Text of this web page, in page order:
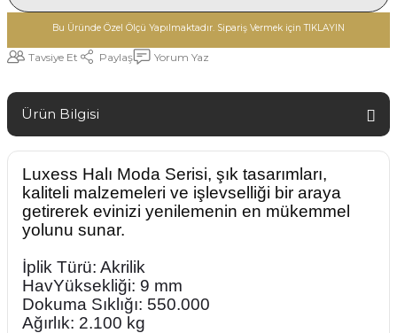
Bu Üründe Özel Ölçü Yapılmaktadır. Sipariş Vermek için TIKLAYIN
Tavsiye Et Paylaş Yorum Yaz
Ürün Bilgisi
Luxess Halı Moda Serisi, şık tasarımları,
kaliteli malzemeleri ve işlevselliği bir araya
getirerek evinizi yenilemenin en mükemmel
yolunu sunar.
İplik Türü: Akrilik
HavYüksekliği: 9 mm
Dokuma Sıklığı: 550.000
Ağırlık: 2.100 kg